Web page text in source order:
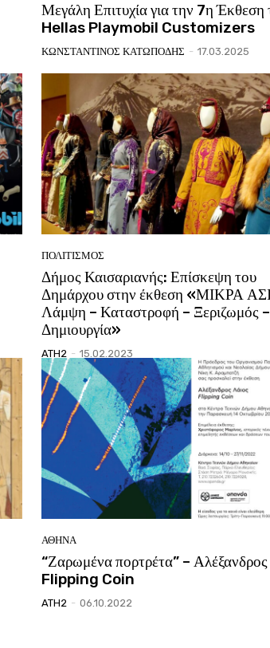
Μεγάλη Επιτυχία για την 7η Έκθεση
Hellas Playmobil Customizers
ΚΩΝΣΤΑΝΤΙΝΟΣ ΚΑΤΩΠΟΔΗΣ - 17.03.2025
ΠΟΛΙΤΙΣΜΟΣ
Δήμος Καισαριανής: Επίσκεψη του
Δημάρχου στην έκθεση «ΜΙΚΡΑ
Λάμψη – Καταστροφή – Ξεριζωμός –
Δημιουργία»
ATH2 - 15.02.2023
ΑΘΗΝΑ
“Ζαρωμένα πορτρέτα” –
Flipping Coin
ATH2 - 06.10.2022